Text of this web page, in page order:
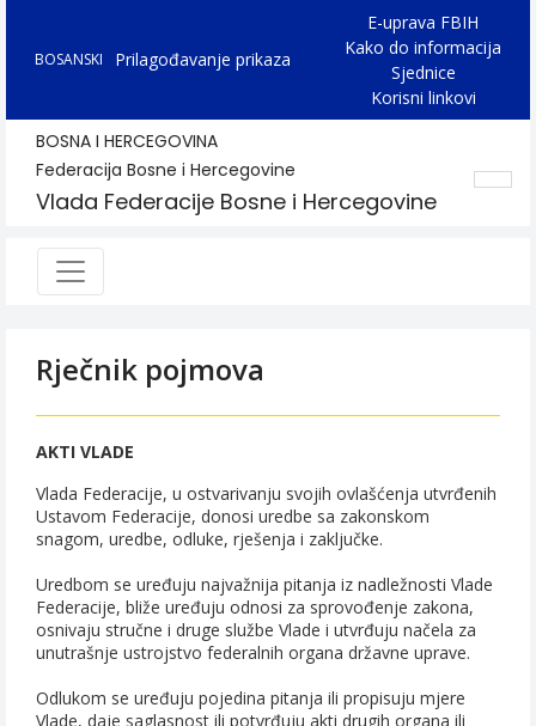
BOSANSKI Prilagođavanje prikaza
E-uprava FBIH
Kako do informacija
Sjednice
Korisni linkovi
BOSNA I HERCEGOVINA
Federacija Bosne i Hercegovine
Vlada Federacije Bosne i Hercegovine
Rječnik pojmova
AKTI VLADE
Vlada Federacije, u ostvarivanju svojih ovlašćenja utvrđenih
Ustavom Federacije, donosi uredbe sa zakonskom
snagom, uredbe, odluke, rješenja i zaključke.
Uredbom se uređuju najvažnija pitanja iz nadležnosti Vlade
Federacije, bliže uređuju odnosi za sprovođenje zakona,
osnivaju stručne i druge službe Vlade i utvrđuju načela za
unutrašnje ustrojstvo federalnih organa državne uprave.
Odlukom se uređuju pojedina pitanja ili propisuju mjere
Vlade, daje saglasnost ili potvrđuju akti drugih organa ili